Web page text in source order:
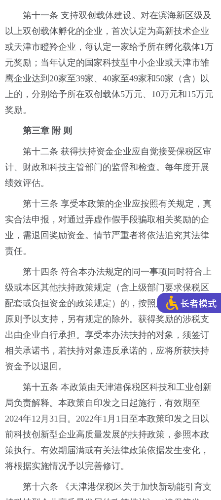
第十一条 支持双创载体建设。对在滨海新区级及
以上双创载体孵化的企业，首次认定为高新技术企业
或天津市瞪羚企业，每认定一家给予所在孵化载体1万
元奖励；当年认定的国家科技型中小企业或天津市雏
鹰企业达到20家至39家、40家至49家和50家（含）以
上的，分别给予所在双创载体5万元、10万元和15万元
奖励。
第三章 附 则
第十二条 获得扶持资金企业应自觉接受保税区审
计、财政和科技主管部门的监督和检查。每年度开展
绩效评估。
第十三条 享受本政策的企业应按照有关规定，真
实合法申报，对通过弄虚作假手段骗取相关奖励的企
业，需退回奖励资金。情节严重者将依法追究其法律
责任。
第十四条 符合本办法规定的同一事项同时符合上
级或本区其他扶持政策规定（含上级部门要求保税区
配套或负担资金的政策规定）的，按照从高不重复的
原则予以支持，另有规定的除外。获得奖励的涉税支
出由企业自行承担。享受本办法扶持的对象，须签订
相关承诺书，若扶持对象违反承诺的，应将所获扶持
资金予以退回。
第十五条 本政策由天津港保税区科技和工业创新
局负责解释。本政策自印发之日起施行，有效期至
2024年12月31日。2022年1月1日至本政策印发之日以
前科技创新型企业高质量发展的扶持政策，参照本政
策执行。有效期届满或有关法律政策依据发生变化，
将根据实施情况予以完善修订。
第十六条 《天津港保税区关于加快新动能引育支